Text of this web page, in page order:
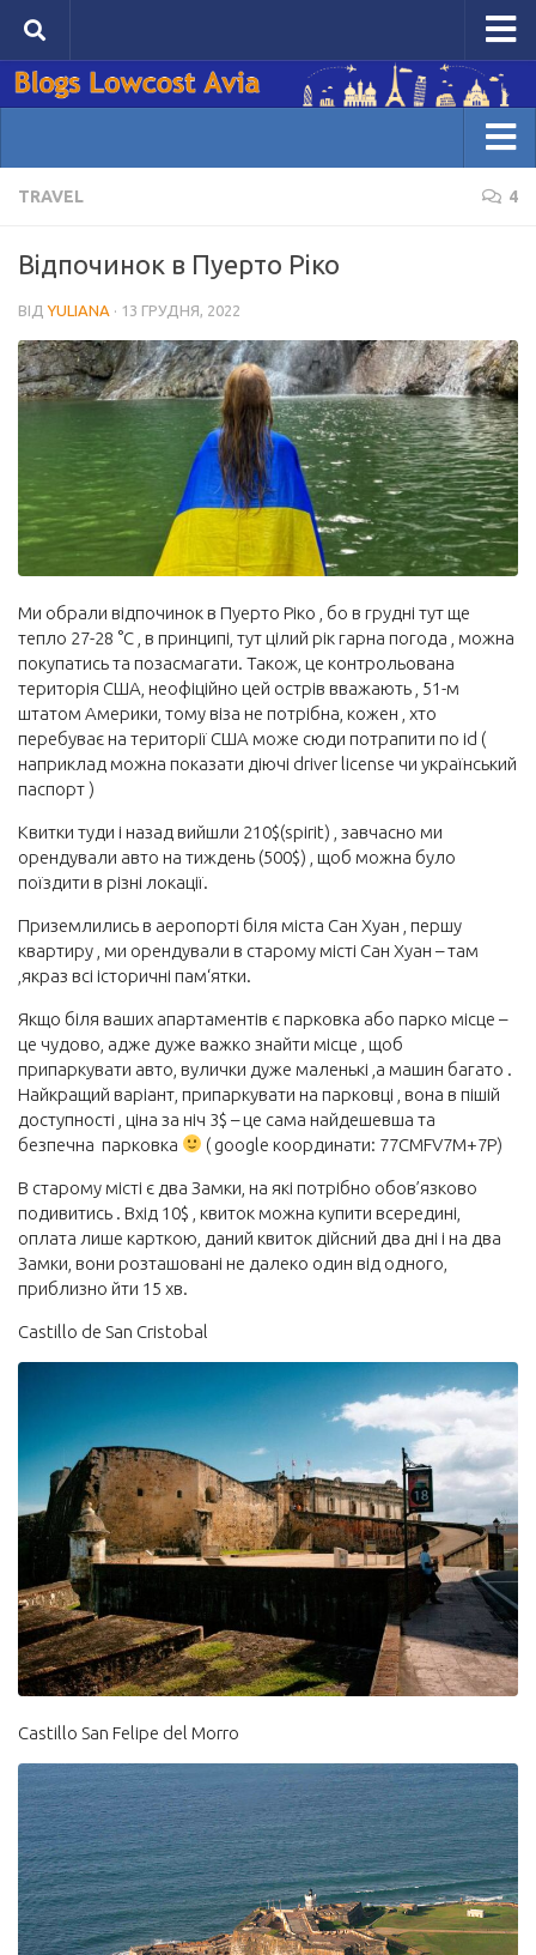
Головна сторінка Lowcost Avia
Проживання
Домівка блогів
Лайфхаки
Візи
Маршрути
Увійти
Зареєструватися
Написати пост
Управління публікаціями
Профіль
TRAVEL 4
Відпочинок в Пуерто Ріко
ВІДYULIANA · 13 ГРУДНЯ, 2022
Ми обрали відпочинок в Пуерто Ріко , бо в грудні тут ще
тепло 27-28 °C , в принципі, тут цілий рік гарна погода , можна
покупатись та позасмагати. Також, це контрольована
територія США, неофіційно цей острів вважають , 51-м
штатом Америки, тому віза не потрібна, кожен , хто
перебуває на території США може сюди потрапити по id (
наприклад можна показати діючі driver license чи український
паспорт )
Квитки туди і назад вийшли 210$(spirit) , завчасно ми
орендували авто на тиждень (500$) , щоб можна було
поїздити в різні локації.
Приземлились в аеропорті біля міста Сан Хуан , першу
квартиру , ми орендували в старому місті Сан Хуан – там
,якраз всі історичні пам‘ятки.
Якщо біля ваших апартаментів є парковка або парко місце –
це чудово, адже дуже важко знайти місце , щоб
припаркувати авто, вулички дуже маленькі ,а машин багато .
Найкращий варіант, припаркувати на парковці , вона в пішій
доступності , ціна за ніч 3$ – це сама найдешевша та
безпечна парковка
( google координати: 77CMFV7M+7P)
В старому місті є два Замки, на які потрібно обов’язково
подивитись . Вхід 10$ , квиток можна купити всередині,
оплата лише карткою, даний квиток дійсний два дні і на два
Замки, вони розташовані не далеко один від одного,
приблизно йти 15 хв.
Castillo de San Cristobal
Castillo San Felipe del Morro